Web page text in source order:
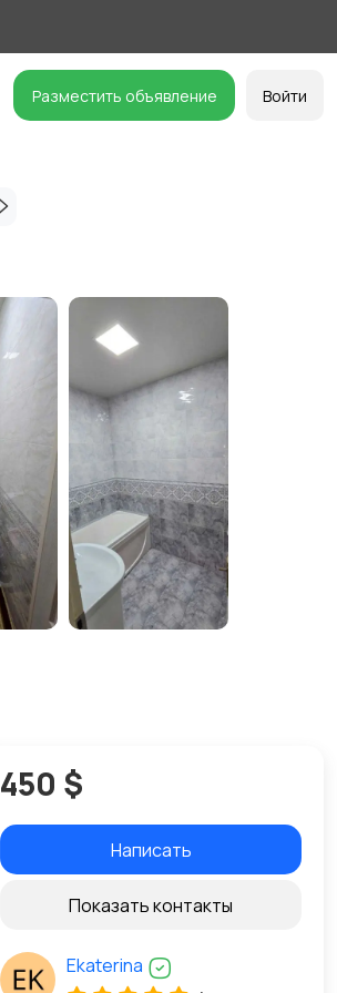
Разместить объявление Войти
450 $
Написать
Показать контакты
Ekaterina